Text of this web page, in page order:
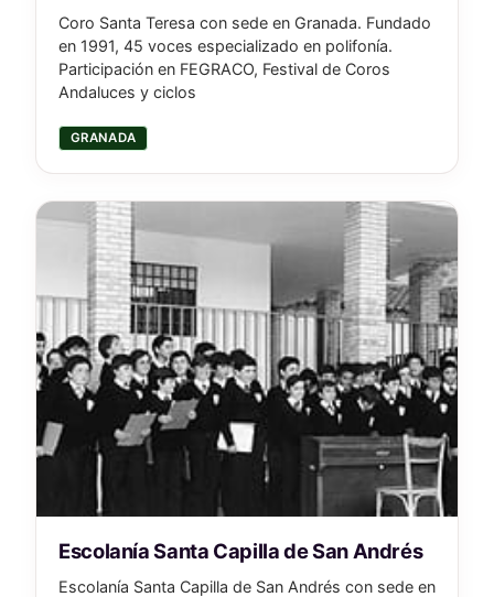
Coro Santa Teresa con sede en Granada. Fundado
en 1991, 45 voces especializado en polifonía.
Participación en FEGRACO, Festival de Coros
Andaluces y ciclos
GRANADA
Escolanía Santa Capilla de San Andrés
Escolanía Santa Capilla de San Andrés con sede en